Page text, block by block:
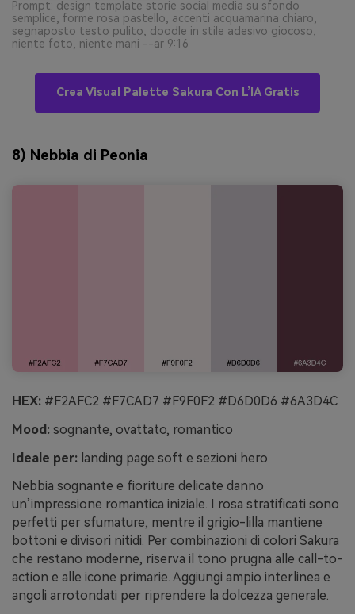
Prompt: design template storie social media su sfondo
semplice, forme rosa pastello, accenti acquamarina chiaro,
segnaposto testo pulito, doodle in stile adesivo giocoso,
niente foto, niente mani --ar 9:16
Crea Visual Palette Sakura Con L’IA Gratis
8) Nebbia di Peonia
HEX: #F2AFC2 #F7CAD7 #F9F0F2 #D6D0D6 #6A3D4C
Mood: sognante, ovattato, romantico
Ideale per: landing page soft e sezioni hero
Nebbia sognante e fioriture delicate danno
un’impressione romantica iniziale. I rosa stratificati sono
perfetti per sfumature, mentre il grigio-lilla mantiene
bottoni e divisori nitidi. Per combinazioni di colori Sakura
che restano moderne, riserva il tono prugna alle call-to-
action e alle icone primarie. Aggiungi ampio interlinea e
angoli arrotondati per riprendere la dolcezza generale.